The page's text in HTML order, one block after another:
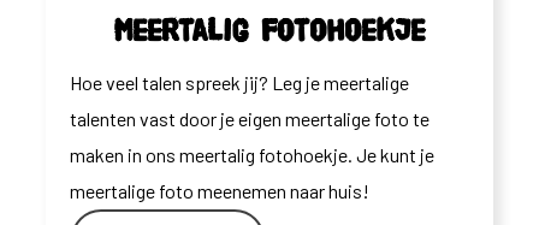
Meertalig fotohoekje
Hoe veel talen spreek jij? Leg je meertalige
talenten vast door je eigen meertalige foto te
maken in ons meertalig fotohoekje. Je kunt je
meertalige foto meenemen naar huis!